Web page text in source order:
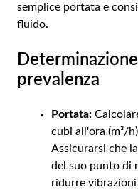
semplice portata e
fluido.
prevalenza
Portata:
cubi all'ora (m³/
Assicurarsi che
del suo punto di
ridurre vibrazioni